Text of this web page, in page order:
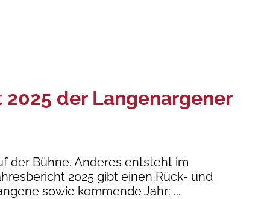
der Langenargener
der Bühne. Anderes entsteht im
2025 gibt einen Rück- und
sowie kommende Jahr: